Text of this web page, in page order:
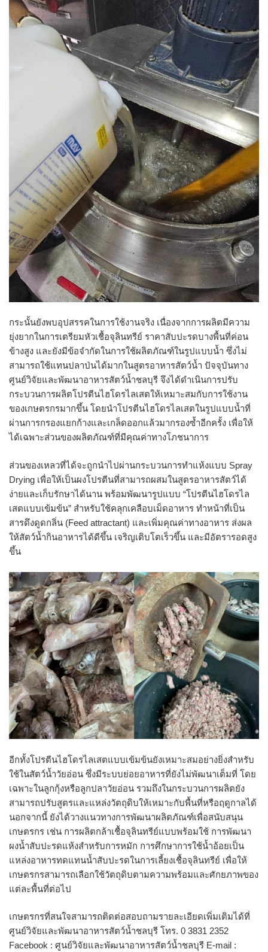
กระนั้นยังพบอุปสรรคในการใช้งานจริง เนื่องจากการผลิตมีความ
ยุ่งยากในการเตรียมหัวเชื้อจุลินทรีย์ ราคาสับปะรดบางพื้นที่ค่อน
ข้างสูง และยังมีข้อจำกัดในการใช้ผลิตภัณฑ์ในรูปแบบน้ำ ซึ่งไม่
สามารถใช้แทนปลาป่นได้มากในสูตรอาหารสัตว์น้ำ ปัจจุบันทาง
ศูนย์วิจัยและพัฒนาอาหารสัตว์น้ำชลบุรี จึงได้ดำเนินการปรับ
กระบวนการผลิตโปรตีนไฮโดรไลเสตให้เหมาะสมกับการใช้งาน
ของเกษตรกรมากขึ้น โดยนำโปรตีนไฮโดรไลเสตในรูปแบบน้ำที่
ผ่านการกรองแยกก้างและเกล็ดออกแล้วมากรองซ้ำอีกครั้ง เพื่อให้
ได้เฉพาะส่วนของผลิตภัณฑ์ที่มีคุณค่าทางโภชนาการ
ส่วนของเหลวที่ได้จะถูกนำไปผ่านกระบวนการทำแห้งแบบ Spray
Drying เพื่อให้เป็นผงโปรตีนที่สามารถผสมในสูตรอาหารสัตว์ได้
ง่ายและเก็บรักษาได้นาน พร้อมพัฒนารูปแบบ “โปรตีนไฮโดรไล
เสตแบบเข้มข้น” สำหรับใช้คลุกเคลือบเม็ดอาหาร ทำหน้าที่เป็น
สารดึงดูดกลิ่น (Feed attractant) และเพิ่มคุณค่าทางอาหาร ส่งผล
ให้สัตว์น้ำกินอาหารได้ดีขึ้น เจริญเติบโตเร็วขึ้น และมีอัตรารอดสูง
ขึ้น
อีกทั้งโปรตีนไฮโดรไลเสตแบบเข้มข้นยังเหมาะสมอย่างยิ่งสำหรับ
ใช้ในสัตว์น้ำวัยอ่อน ซึ่งมีระบบย่อยอาหารที่ยังไม่พัฒนาเต็มที่ โดย
เฉพาะในลูกกุ้งหรือลูกปลาวัยอ่อน รวมถึงในกระบวนการผลิตยัง
สามารถปรับสูตรและแหล่งวัตถุดิบให้เหมาะกับพื้นที่หรือฤดูกาลได้
นอกจากนี้ ยังได้วางแนวทางการพัฒนาผลิตภัณฑ์เพื่อสนับสนุน
เกษตรกร เช่น การผลิตกล้าเชื้อจุลินทรีย์แบบพร้อมใช้ การพัฒนา
ผงน้ำสับปะรดแห้งสำหรับการหมัก การศึกษาการใช้น้ำอ้อยเป็น
แหล่งอาหารทดแทนน้ำสับปะรดในการเลี้ยงเชื้อจุลินทรีย์ เพื่อให้
เกษตรกรสามารถเลือกใช้วัตถุดิบตามความพร้อมและศักยภาพของ
แต่ละพื้นที่ต่อไป
เกษตรกรที่สนใจสามารถติดต่อสอบถามรายละเอียดเพิ่มเติมได้ที่
ศูนย์วิจัยและพัฒนาอาหารสัตว์น้ำชลบุรี โทร. 0 3831 2352
Facebook : ศูนย์วิจัยและพัฒนาอาหารสัตว์น้ำชลบุรี E-mail :